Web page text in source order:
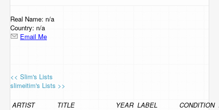
Support Us
Contact Us
Real Name: n/a
Country: n/a
Email Me
<< Slim's Lists
slimeitim's Lists >>
ARTIST TITLE YEAR LABEL CONDITION